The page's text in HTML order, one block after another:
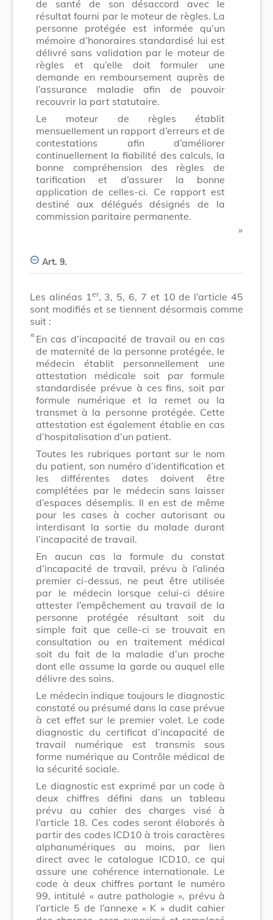
de santé de son désaccord avec le
résultat fourni par le moteur de règles. La
personne protégée est informée qu’un
mémoire d’honoraires standardisé lui est
délivré sans validation par le moteur de
règles et qu’elle doit formuler une
demande en remboursement auprès de
l’assurance maladie afin de pouvoir
recouvrir la part statutaire.
Le moteur de règles établit
mensuellement un rapport d’erreurs et de
contestations afin d’améliorer
continuellement la fiabilité des calculs, la
bonne compréhension des règles de
tarification et d’assurer la bonne
application de celles-ci. Ce rapport est
destiné aux délégués désignés de la
commission paritaire permanente.
​ »
Art. 9.
Les alinéas 1 er, 3, 5, 6, 7 et 10 de l’article 45
sont modifiés et se tiennent désormais comme
suit :
​ «En cas d’incapacité de travail ou en cas
de maternité de la personne protégée, le
médecin établit personnellement une
attestation médicale soit par formule
standardisée prévue à ces fins, soit par
formule numérique et la remet ou la
transmet à la personne protégée. Cette
attestation est également établie en cas
d’hospitalisation d’un patient.
Toutes les rubriques portant sur le nom
du patient, son numéro d’identification et
les différentes dates doivent être
complétées par le médecin sans laisser
d’espaces désemplis. Il en est de même
pour les cases à cocher autorisant ou
interdisant la sortie du malade durant
l’incapacité de travail.
En aucun cas la formule du constat
d’incapacité de travail, prévu à l’alinéa
premier ci-dessus, ne peut être utilisée
par le médecin lorsque celui-ci désire
attester l’empêchement au travail de la
personne protégée résultant soit du
simple fait que celle-ci se trouvait en
consultation ou en traitement médical
soit du fait de la maladie d’un proche
dont elle assume la garde ou auquel elle
délivre des soins.
Le médecin indique toujours le diagnostic
constaté ou présumé dans la case prévue
à cet effet sur le premier volet. Le code
diagnostic du certificat d’incapacité de
travail numérique est transmis sous
forme numérique au Contrôle médical de
la sécurité sociale.
Le diagnostic est exprimé par un code à
deux chiffres défini dans un tableau
prévu au cahier des charges visé à
l’article 18. Ces codes seront élaborés à
partir des codes ICD10 à trois caractères
alphanumériques au moins, par lien
direct avec le catalogue ICD10, ce qui
assure une cohérence internationale. Le
code à deux chiffres portant le numéro
99, intitulé « autre pathologie », prévu à
l’article 5 de l’annexe « K » dudit cahier